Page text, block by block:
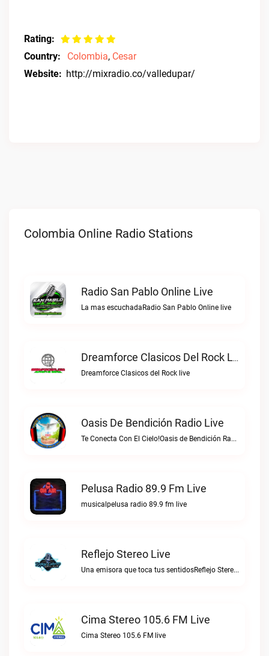
Rating:
Country:
Colombia, Cesar
Website: http://mixradio.co/valledupar/
Colombia Online Radio Stations
Radio San Pablo Online Live
La mas escuchadaRadio San Pablo Online live
Dreamforce Clasicos Del Rock Live
Dreamforce Clasicos del Rock live
Oasis De Bendición Radio Live
Te Conecta Con El Cielo!Oasis de Bendición Radio live
Pelusa Radio 89.9 Fm Live
musicalpelusa radio 89.9 fm live
Reflejo Stereo Live
Una emisora que toca tus sentidosReflejo Stereo live
Cima Stereo 105.6 FM Live
Cima Stereo 105.6 FM live